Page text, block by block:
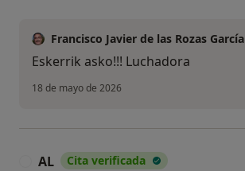
Francisco Javier de las Rozas García
Eskerrik asko!!! Luchadora
18 de mayo de 2026
AL Cita verificada